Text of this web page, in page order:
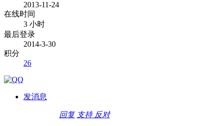
2013-11-24
在线时间
3 小时
最后登录
2014-3-30
积分
26
发消息
回复 支持 反对